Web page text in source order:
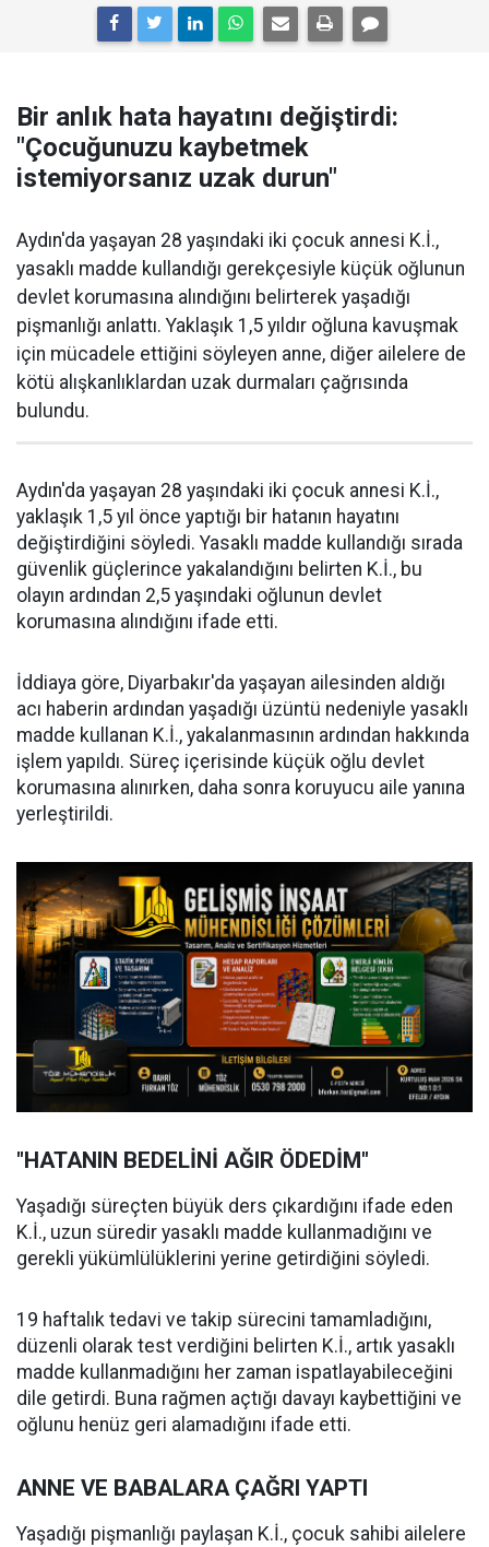
Bir anlık hata hayatını değiştirdi:
"Çocuğunuzu kaybetmek
istemiyorsanız uzak durun"
Aydın'da yaşayan 28 yaşındaki iki çocuk annesi K.İ.,
yasaklı madde kullandığı gerekçesiyle küçük oğlunun
devlet korumasına alındığını belirterek yaşadığı
pişmanlığı anlattı. Yaklaşık 1,5 yıldır oğluna kavuşmak
için mücadele ettiğini söyleyen anne, diğer ailelere de
kötü alışkanlıklardan uzak durmaları çağrısında
bulundu.
Aydın'da yaşayan 28 yaşındaki iki çocuk annesi K.İ.,
yaklaşık 1,5 yıl önce yaptığı bir hatanın hayatını
değiştirdiğini söyledi. Yasaklı madde kullandığı sırada
güvenlik güçlerince yakalandığını belirten K.İ., bu
olayın ardından 2,5 yaşındaki oğlunun devlet
korumasına alındığını ifade etti.
İddiaya göre, Diyarbakır'da yaşayan ailesinden aldığı
acı haberin ardından yaşadığı üzüntü nedeniyle yasaklı
madde kullanan K.İ., yakalanmasının ardından hakkında
işlem yapıldı. Süreç içerisinde küçük oğlu devlet
korumasına alınırken, daha sonra koruyucu aile yanına
yerleştirildi.
"HATANIN BEDELİNİ AĞIR ÖDEDİM"
Yaşadığı süreçten büyük ders çıkardığını ifade eden
K.İ., uzun süredir yasaklı madde kullanmadığını ve
gerekli yükümlülüklerini yerine getirdiğini söyledi.
19 haftalık tedavi ve takip sürecini tamamladığını,
düzenli olarak test verdiğini belirten K.İ., artık yasaklı
madde kullanmadığını her zaman ispatlayabileceğini
dile getirdi. Buna rağmen açtığı davayı kaybettiğini ve
oğlunu henüz geri alamadığını ifade etti.
ANNE VE BABALARA ÇAĞRI YAPTI
Yaşadığı pişmanlığı paylaşan K.İ., çocuk sahibi ailelere